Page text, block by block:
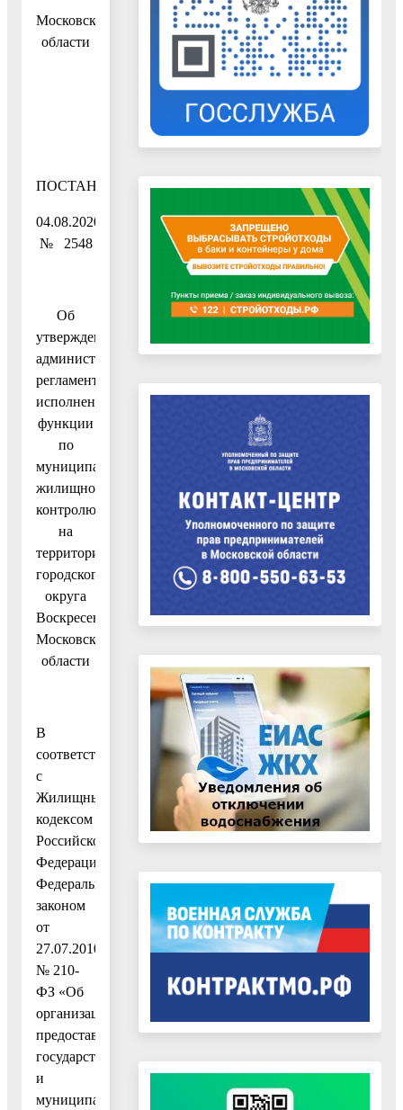
Московской
области
ПОСТАНОВЛЕНИЕ
04.08.2020
№ 2548
Об
утверждении
административного
регламента
исполнения
функции
по
муниципальному
жилищному
контролю
на
территории
городского
округа
Воскресенск
Московской
области
В
соответствии
с
Жилищным
кодексом
Российской
Федерации,
Федеральным
законом
от
27.07.2010
№ 210-
ФЗ «Об
организации
предоставления
государственных
и
муниципальных